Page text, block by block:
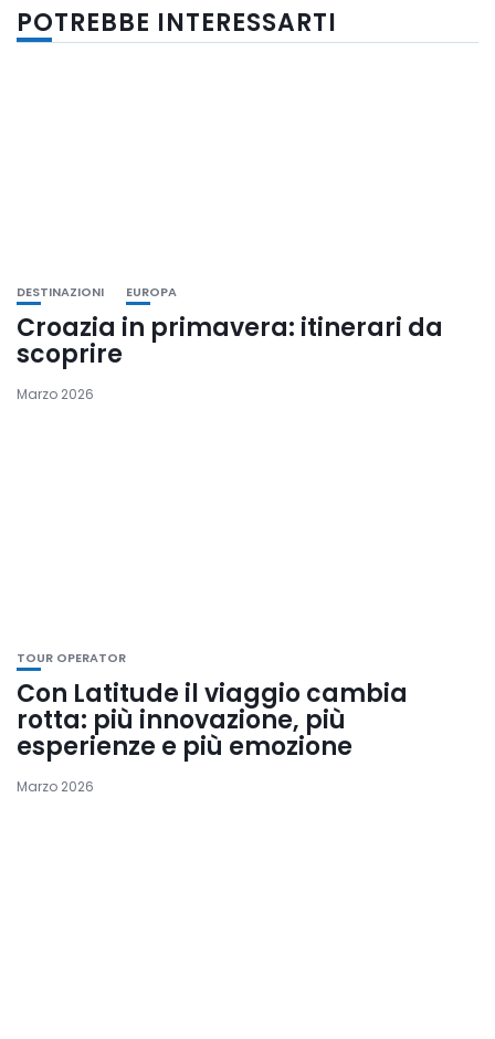
POTREBBE INTERESSARTI
DESTINAZIONI EUROPA
Croazia in primavera: itinerari da
scoprire
Marzo 2026
TOUR OPERATOR
Con Latitude il viaggio cambia
rotta: più innovazione, più
esperienze e più emozione
Marzo 2026